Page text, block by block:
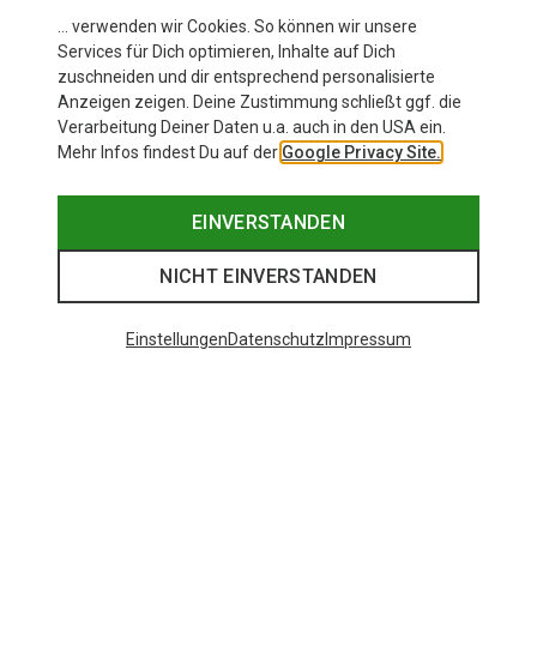
Kinder Anti Slip 2er Pack Socken
25|26|27
28|29|30
31|32|33
… verwenden wir Cookies. So können wir unsere
Services für Dich optimieren, Inhalte auf Dich
zuschneiden und dir entsprechend personalisierte
Anzeigen zeigen. Deine Zustimmung schließt ggf. die
Verarbeitung Deiner Daten u.a. auch in den USA ein.
Mehr Infos findest Du auf der Google Privacy Site.
EINVERSTANDEN
NICHT EINVERSTANDEN
EinstellungenDatenschutz Impressum